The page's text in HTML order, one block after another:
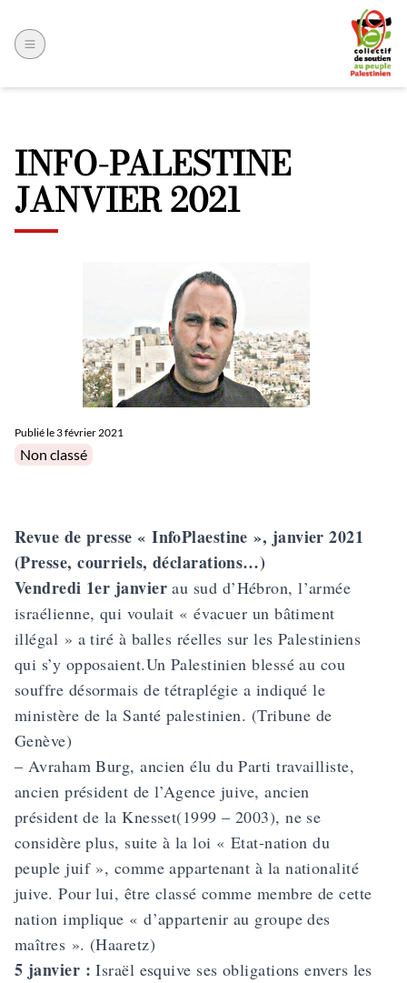
INFO-PALESTINE
JANVIER 2021
Publié le3 février 2021
Posted in
Non classé
Revue de presse « InfoPlaestine », janvier 2021
(Presse, courriels, déclarations…)
Vendredi 1er janvier au sud d’Hébron, l’armée
israélienne, qui voulait « évacuer un bâtiment
illégal » a tiré à balles réelles sur les Palestiniens
qui s’y opposaient.Un Palestinien blessé au cou
souffre désormais de tétraplégie a indiqué le
ministère de la Santé palestinien. (Tribune de
Genève)
– Avraham Burg, ancien élu du Parti travailliste,
ancien président de l’Agence juive, ancien
président de la Knesset(1999 – 2003), ne se
considère plus, suite à la loi « Etat-nation du
peuple juif », comme appartenant à la nationalité
juive. Pour lui, être classé comme membre de cette
nation implique « d’appartenir au groupe des
maîtres ». (Haaretz)
5 janvier : Israël esquive ses obligations envers les